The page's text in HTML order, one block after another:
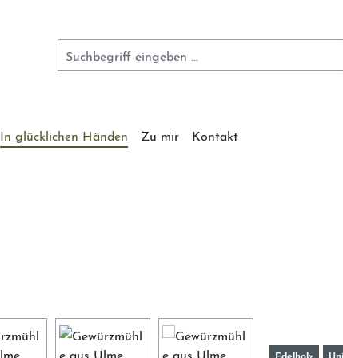
In glücklichen Händen Zu mir Kontakt
Edelholz